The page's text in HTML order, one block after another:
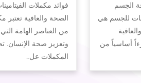
الجسم
للجسم هي
أساسياً من
فوائد مكملات
الصحة والعافية تعتبر
من العناصر الهامة
وتعزيز صحة الإنسان.
المكملات عل…